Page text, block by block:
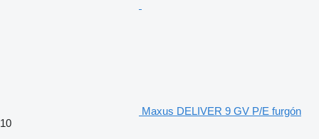
Maxus DELIVER 9 GV P/E furgón
10